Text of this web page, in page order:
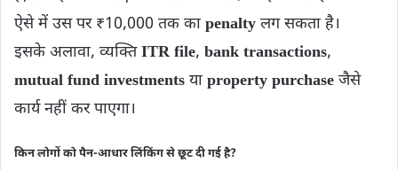
ऐसे में उस पर ₹10,000 तक का penalty लग सकता है।
इसके अलावा, व्यक्तिITR file, bank transactions,
mutual fund investments या property purchase जैसे
कार्य नहीं कर पाएगा।
किन लोगों को पैन-आधार लिंकिंग से छूट दी गई है?